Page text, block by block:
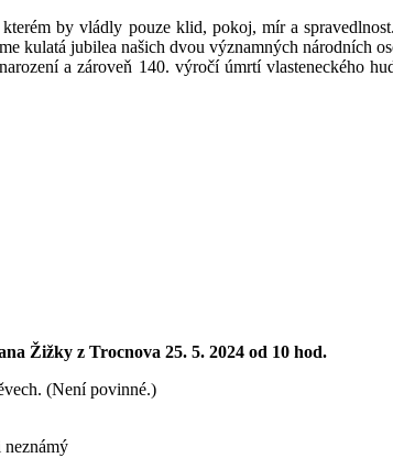
by vládly pouze klid, pokoj, mír a
kulatá jubilea našich dvou významných národních
a zároveň 140. výročí úmrtí vlasteneckého
Žižky z Trocnova 25. 5. 2024 od 10 hod.
(Není povinné.)